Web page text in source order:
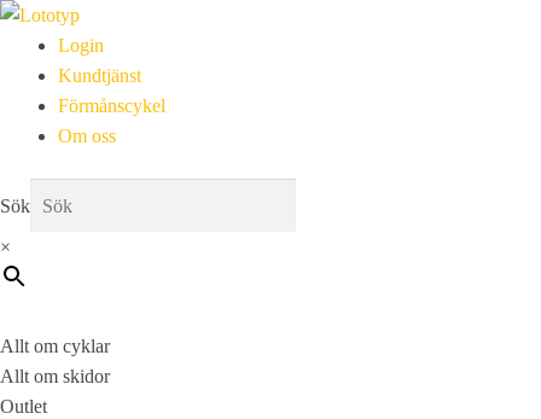
Login
Kundtjänst
Förmånscykel
Om oss
Sök
×
Allt om cyklar
Allt om skidor
Outlet